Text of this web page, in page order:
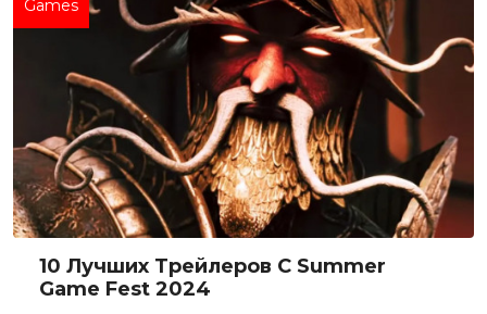
Games
10 Лучших Трейлеров С Summer
Game Fest 2024